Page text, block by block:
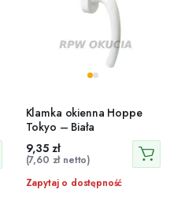
Klamka okienna Hoppe
Tokyo – Biała
9,35 zł
(7,60 złnetto)
Zapytaj o dostępność